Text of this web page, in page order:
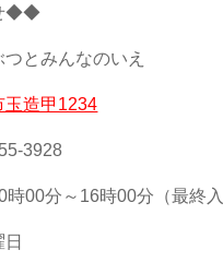
◆◆
とみんなのいえ
玉造甲1234
3928
時00分～16時00分（最終